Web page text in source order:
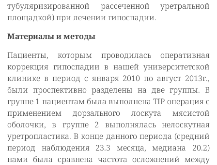
тубуляризированной рассеченной уретральной
площадкой) при лечении гипоспадии.
Материалы и методы
Пациенты, которым проводилась оперативная
коррекция гипоспадии в нашей университетской
клинике в период с января 2010 по август 2013г.,
были проспективно разделены на две группы. В
группе 1 пациентам была выполнена TIP операция с
применением дорзального лоскута мясистой
оболочки, в группе 2 выполнялась нелоскутная
уретропластика. В конце данного периода (средний
период наблюдения 23.3 месяца, медиана 20.2)
нами была сравнена частота осложнений между